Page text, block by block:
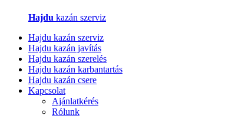
Hajdu kazán szerviz
Hajdu kazán szerviz
Hajdu kazán javítás
Hajdu kazán szerelés
Hajdu kazán karbantartás
Hajdu kazán csere
Kapcsolat
Ajánlatkérés
Rólunk